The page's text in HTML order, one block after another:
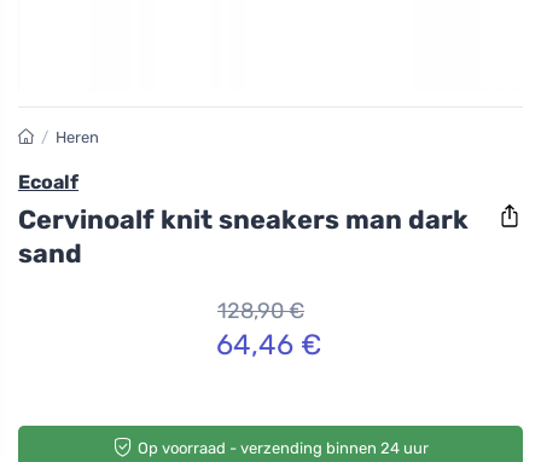
/ Heren
Ecoalf
Cervinoalf knit sneakers man dark
sand
128,90 €
64,46 €
Op voorraad - verzending binnen 24 uur